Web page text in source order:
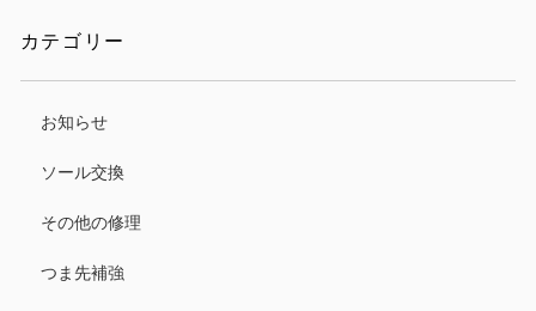
カテゴリー
お知らせ
ソール交換
その他の修理
つま先補強